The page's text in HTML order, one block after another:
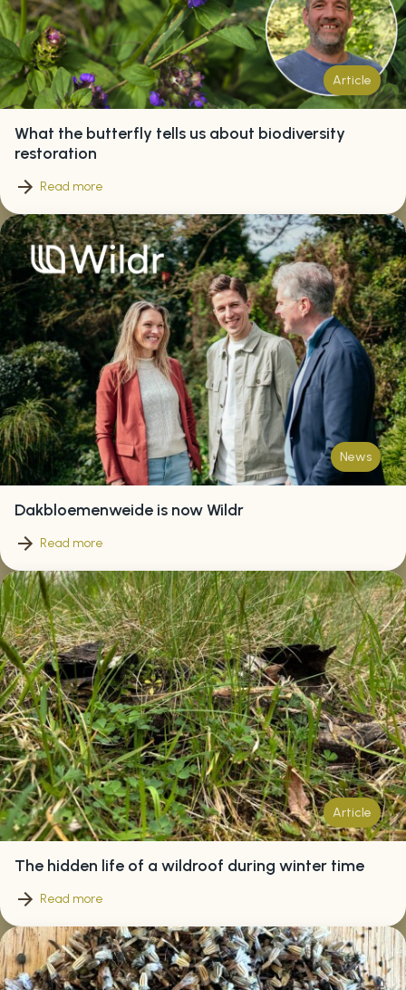
Article
What the butterfly tells us about biodiversity
restoration
Read more
News
Dakbloemenweide is now Wildr
Read more
Article
The hidden life of a wildroof during winter time
Read more